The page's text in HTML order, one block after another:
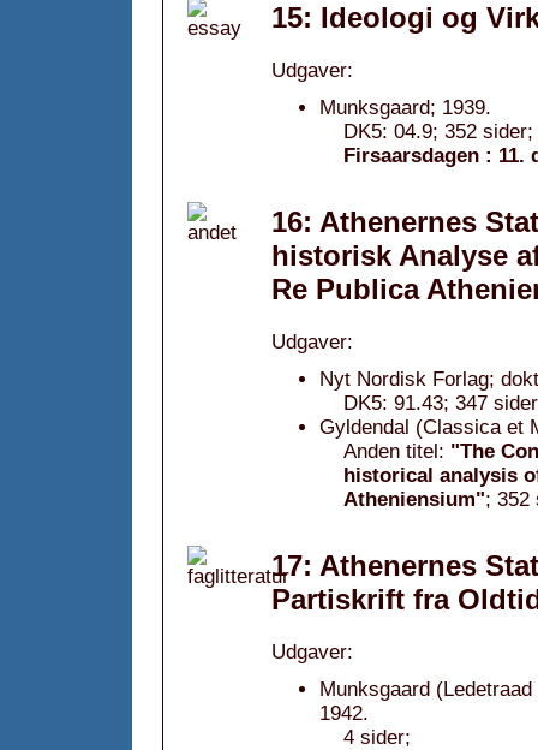
15: Ideologi og
Udgaver:
Munksgaard; 1939.
DK5: 04.9; 352
Firsaarsdagen : 11.
16: Athenernes
historisk Analyse
Re Publica
Udgaver:
Nyt Nordisk Forlag;
DK5: 91.43; 347
Gyldendal (Classica et
Anden titel: "The
historical analysis
Atheniensium"; 352
17: Athenernes
Partiskrift fra
Udgaver:
Munksgaard
1942.
4 sider;